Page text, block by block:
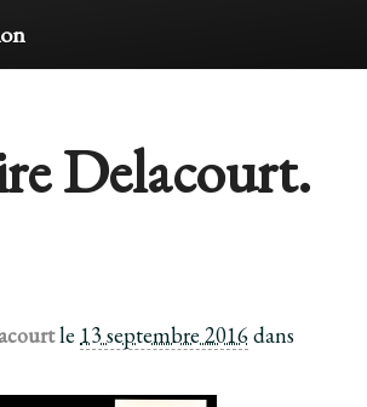
Delacourt.
le 13 septembre 2016dans